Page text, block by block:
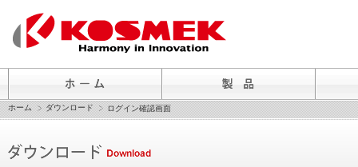
ホーム ダウンロード ログイン確認画面